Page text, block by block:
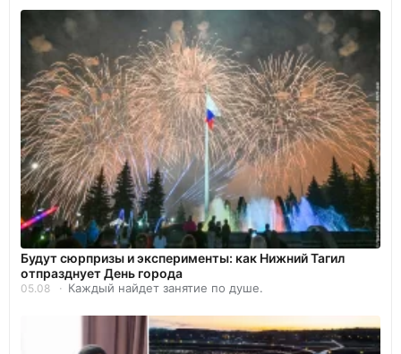
Будут сюрпризы и эксперименты: как Нижний Тагил
отпразднует День города
05.08 Каждый найдет занятие по душе.